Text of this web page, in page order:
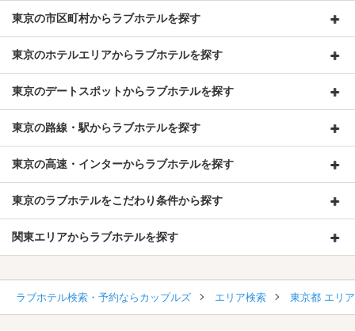
東京の市区町村からラブホテルを探す
東京のホテルエリアからラブホテルを探す
東京のデートスポットからラブホテルを探す
東京の路線・駅からラブホテルを探す
東京の高速・インターからラブホテルを探す
東京のラブホテルをこだわり条件から探す
関東エリアからラブホテルを探す
ラブホテル検索・予約ならカップルズ エリア検索 東京都 エリ